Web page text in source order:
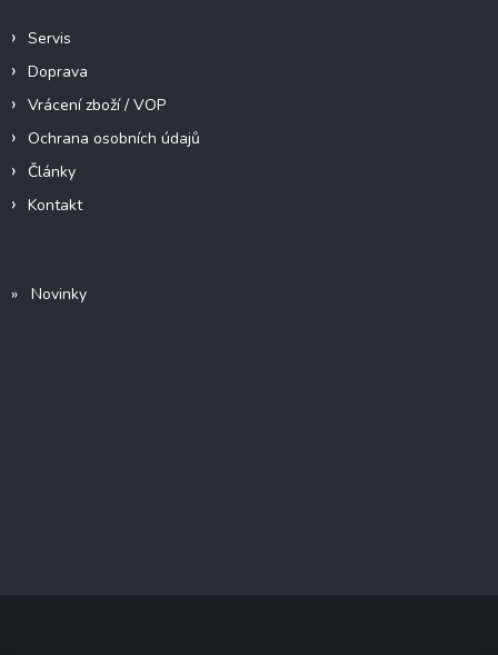
Servis
Doprava
Vrácení zboží / VOP
Ochrana osobních údajů
Články
Kontakt
» Novinky